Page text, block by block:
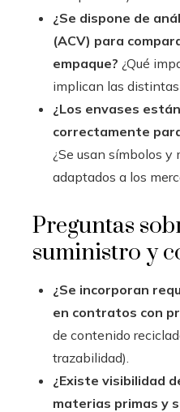
¿Se dispone de
(ACV) para
empaque? ¿Qué
implican las
¿Los envases
correctamente
¿Se usan símbolos y
adaptados a los
Preguntas
suministro y
¿Se incorporan
en contratos con
de contenido
trazabilidad).
¿Existe visibilidad
materias primas y